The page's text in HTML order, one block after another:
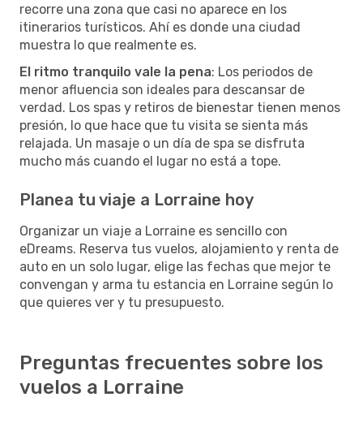
recorre una zona que casi no aparece en los
itinerarios turísticos. Ahí es donde una ciudad
muestra lo que realmente es.
El ritmo tranquilo vale la pena: Los periodos de
menor afluencia son ideales para descansar de
verdad. Los spas y retiros de bienestar tienen menos
presión, lo que hace que tu visita se sienta más
relajada. Un masaje o un día de spa se disfruta
mucho más cuando el lugar no está a tope.
Planea tu viaje a Lorraine hoy
Organizar un viaje a Lorraine es sencillo con
eDreams. Reserva tus vuelos, alojamiento y renta de
auto en un solo lugar, elige las fechas que mejor te
convengan y arma tu estancia en Lorraine según lo
que quieres ver y tu presupuesto.
Preguntas frecuentes sobre los
vuelos a Lorraine